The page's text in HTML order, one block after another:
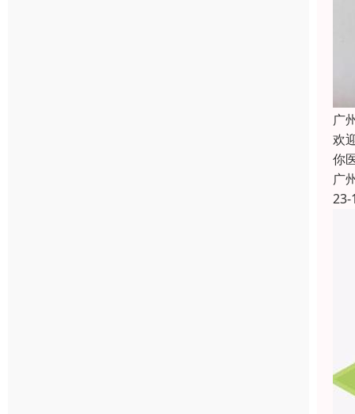
广
欢
你
广
23-